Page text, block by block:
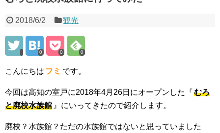
2018/6/2 観光
0 0 0
こんにちは フミ です。
今回は高知の室戸に2018年4月26日にオープンした『むろ
と廃校水族館 』にいってきたので紹介します。
廃校？水族館？ただの水族館ではないと思っていました